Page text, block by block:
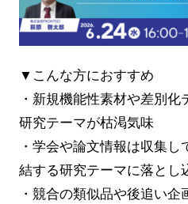
▼こんな方におすすめ
・新規機能性素材や差別化
研究テーマが枯渇気味
・学会や論文情報は収集
結する研究テーマに落とし
・競合の類似品や後追い